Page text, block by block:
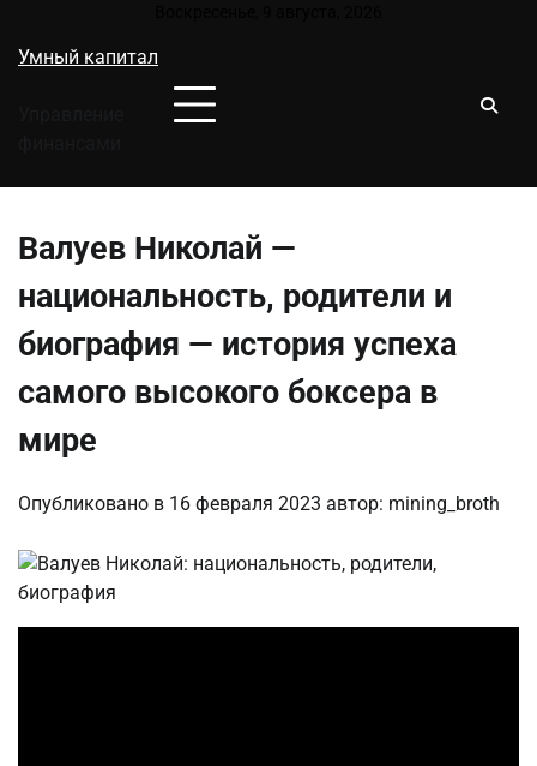
содержимому
Умный капитал
Валуев Николай —
национальность, родители и
биография — история успеха
самого высокого боксера в
мире
Опубликовано в 16 февраля 2023 автор: mining_broth